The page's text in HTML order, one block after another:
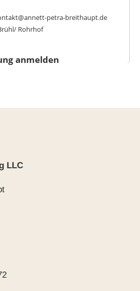
petra-breithaupt.de
Rohrhof
anmelden
LLC